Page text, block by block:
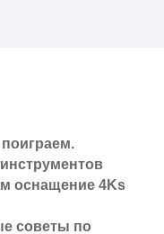
оснащение 4Ks
советы по